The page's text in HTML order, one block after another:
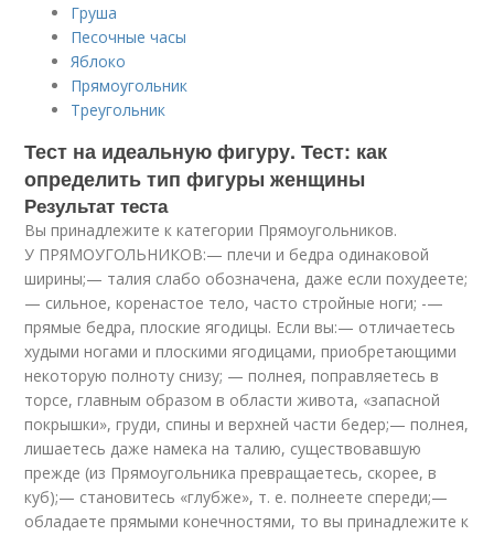
Груша
Песочные часы
Яблоко
Прямоугольник
Треугольник
Тест на идеальную фигуру. Тест: как
определить тип фигуры женщины
Результат теста
Вы принадлежите к категории Прямоугольников.
У ПРЯМОУГОЛЬНИКОВ:— плечи и бедра одинаковой
ширины;— талия слабо обозначена, даже если похудеете;
— сильное, коренастое тело, часто стройные ноги; -—
прямые бедра, плоские ягодицы. Если вы:— отличаетесь
худыми ногами и плоскими ягодицами, приобретающими
некоторую полноту снизу; — полнея, поправляетесь в
торсе, главным образом в области живота, «запасной
покрышки», груди, спины и верхней части бедер;— полнея,
лишаетесь даже намека на талию, существовавшую
прежде (из Прямоугольника превращаетесь, скорее, в
куб);— становитесь «глубже», т. е. полнеете спереди;—
обладаете прямыми конечностями, то вы принадлежите к